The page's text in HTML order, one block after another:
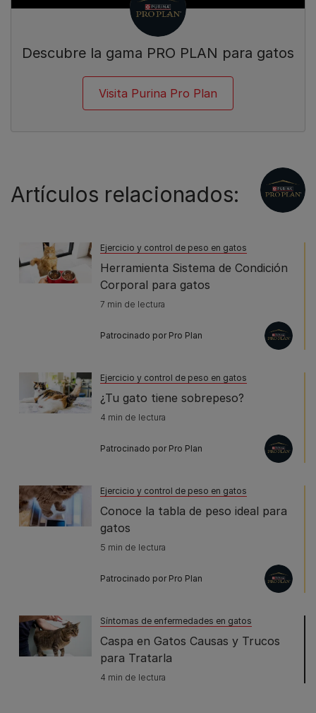
Descubre la gama PRO PLAN para gatos
Visita Purina Pro Plan
Artículos relacionados:
Ejercicio y control de peso en gatos
Herramienta Sistema de Condición
Corporal para gatos
7 min de lectura
Patrocinado por Pro Plan
Ejercicio y control de peso en gatos
¿Tu gato tiene sobrepeso?
4 min de lectura
Patrocinado por Pro Plan
Ejercicio y control de peso en gatos
Conoce la tabla de peso ideal para
gatos
5 min de lectura
Patrocinado por Pro Plan
Síntomas de enfermedades en gatos
Caspa en Gatos Causas y Trucos
para Tratarla
4 min de lectura